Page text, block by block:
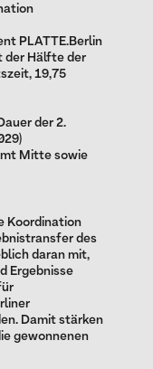
PLATTE.Berlin
der Hälfte der
19,75
der 2.
Mitte sowie
Koordination
des
daran mit,
Ergebnisse
Damit stärken
gewonnenen